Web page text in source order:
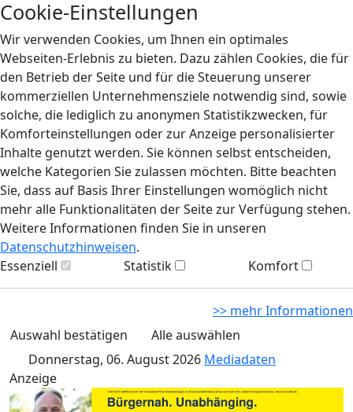
Cookie-Einstellungen
Wir verwenden Cookies, um Ihnen ein optimales
Webseiten-Erlebnis zu bieten. Dazu zählen Cookies, die für
den Betrieb der Seite und für die Steuerung unserer
kommerziellen Unternehmensziele notwendig sind, sowie
solche, die lediglich zu anonymen Statistikzwecken, für
Komforteinstellungen oder zur Anzeige personalisierter
Inhalte genutzt werden. Sie können selbst entscheiden,
welche Kategorien Sie zulassen möchten. Bitte beachten
Sie, dass auf Basis Ihrer Einstellungen womöglich nicht
mehr alle Funktionalitäten der Seite zur Verfügung stehen.
Weitere Informationen finden Sie in unseren
Datenschutzhinweisen.
Essenziell
Statistik Komfort
>> mehr Informationen
Auswahl bestätigen
Alle auswählen
Donnerstag, 06. August 2026 Mediadaten
Anzeige